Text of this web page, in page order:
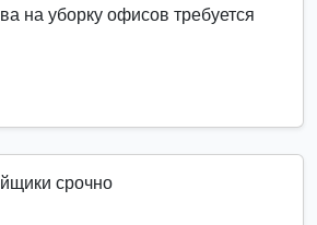
на уборку офисов требуется
срочно